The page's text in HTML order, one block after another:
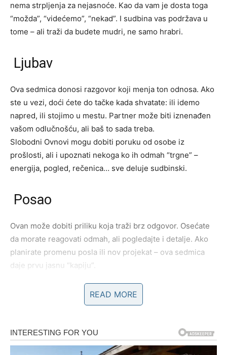
nema strpljenja za nejasnoće. Kao da vam je dosta toga
“možda”, “videćemo”, “nekad”. I sudbina vas podržava u
tome – ali traži da budete mudri, ne samo hrabri.
Ljubav
Ova sedmica donosi razgovor koji menja ton odnosa. Ako
ste u vezi, doći ćete do tačke kada shvatate: ili idemo
napred, ili stojimo u mestu. Partner može biti iznenađen
vašom odlučnošću, ali baš to sada treba.
Slobodni Ovnovi mogu dobiti poruku od osobe iz
prošlosti, ali i upoznati nekoga ko ih odmah “trgne” –
energija, pogled, rečenica… sve deluje sudbinski.
Posao
Ovan može dobiti priliku koja traži brz odgovor. Osećate
da morate reagovati odmah, ali pogledajte i detalje. Ako
planirate promenu posla ili nov projekat – ova sedmica
daje prvu jasnu “kapiju”.
“zalečili” nervozu. Bolje uložite u nešto korisno.
READ MORE